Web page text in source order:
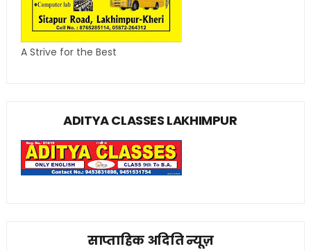
A Strive for the Best
ADITYA CLASSES LAKHIMPUR
साप्ताहिक अदिति न्यूज़